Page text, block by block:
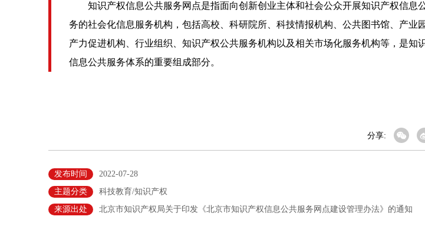
知识产权信息公共服务网点是指面向创新创业主体和社会公众开展知识产权信息
务的社会化信息服务机构，包括高校、科研院所、科技情报机构、公共图书馆、产业
产力促进机构、行业组织、知识产权公共服务机构以及相关市场化服务机构等，是知
信息公共服务体系的重要组成部分。
分享:
发布时间
2022-07-28
主题分类
科技教育/知识产权
来源出处
北京市知识产权局关于印发《北京市知识产权信息公共服务网点建设管理办法》的通知